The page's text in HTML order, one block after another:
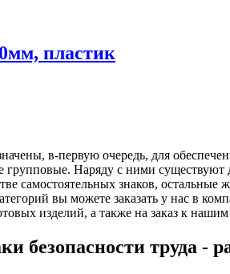
пластик
в-первую очередь, для
Наряду с ними существуют
самостоятельных знаков,
вы можете заказать у нас в
изделий, а также на заказ к
труда -